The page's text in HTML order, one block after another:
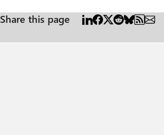
Share this page